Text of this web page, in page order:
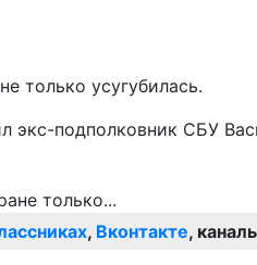
только усугубилась.
экс-подполковник СБУ
, Вконтакте,